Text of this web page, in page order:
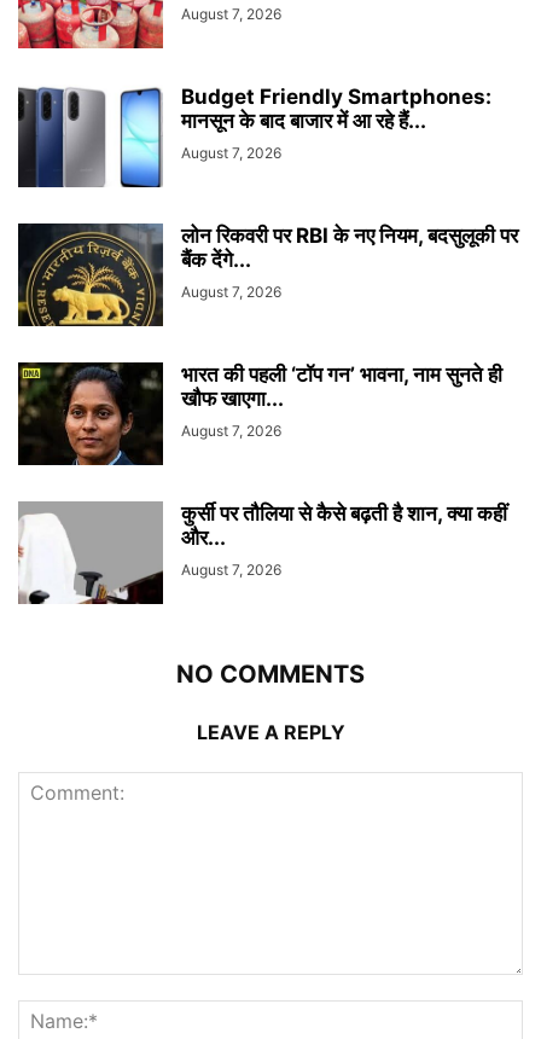
August 7, 2026
Budget Friendly Smartphones:
मानसून के बाद बाजार में आ रहे हैं...
August 7, 2026
लोन रिकवरी पर RBI के नए नियम, बदसुलूकी पर
बैंक देंगे...
August 7, 2026
भारत की पहली ‘टॉप गन’ भावना, नाम सुनते ही
खौफ खाएगा...
August 7, 2026
कुर्सी पर तौलिया से कैसे बढ़ती है शान, क्या कहीं
और...
August 7, 2026
NO COMMENTS
LEAVE A REPLY